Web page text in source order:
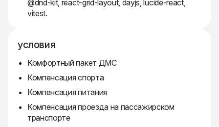
@dnd-kit, react-grid-layout, dayjs, lucide-react,
vitest.
условия
Комфортный пакет ДМС
Компенсация спорта
Компенсация питания
Компенсация проезда на пассажирском
транспорте